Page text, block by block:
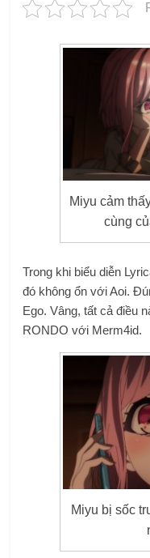
Miyu cảm
cùng
Trong khi biểu diễn
đó không ổn với Aoi.
Ego. Vâng, tất cả điều
RONDO với Merm4id.
Miyu bị sốc